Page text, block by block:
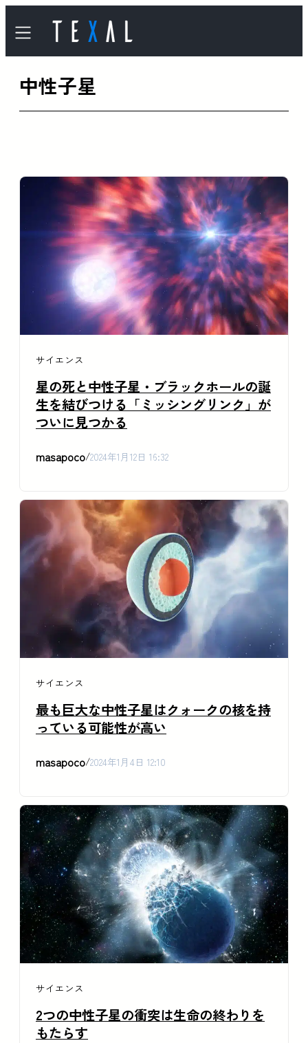
容
を
中性子星
サイエンス
星の死と中性子星・ブラックホールの誕
生を結びつける「ミッシングリンク」が
ついに見つかる
masapoco/2024年1月12日 16:32
サイエンス
最も巨大な中性子星はクォークの核を持
っている可能性が高い
masapoco/2024年1月4日 12:10
サイエンス
2つの中性子星の衝突は生命の終わりを
もたらす